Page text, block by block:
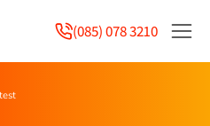
(085) 078 3210